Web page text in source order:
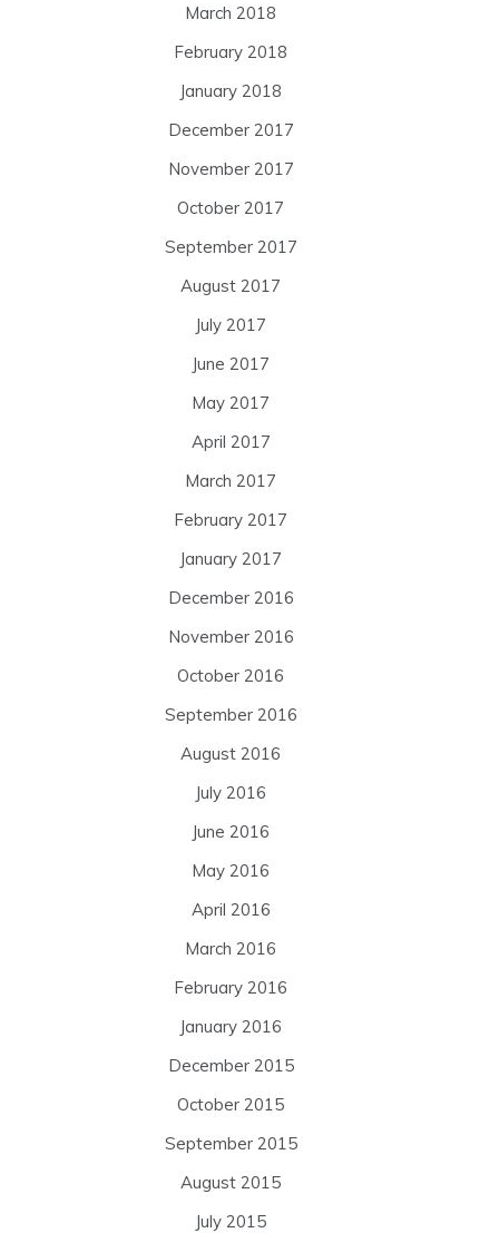
March 2018
February 2018
January 2018
December 2017
November 2017
October 2017
September 2017
August 2017
July 2017
June 2017
May 2017
April 2017
March 2017
February 2017
January 2017
December 2016
November 2016
October 2016
September 2016
August 2016
July 2016
June 2016
May 2016
April 2016
March 2016
February 2016
January 2016
December 2015
October 2015
September 2015
August 2015
July 2015